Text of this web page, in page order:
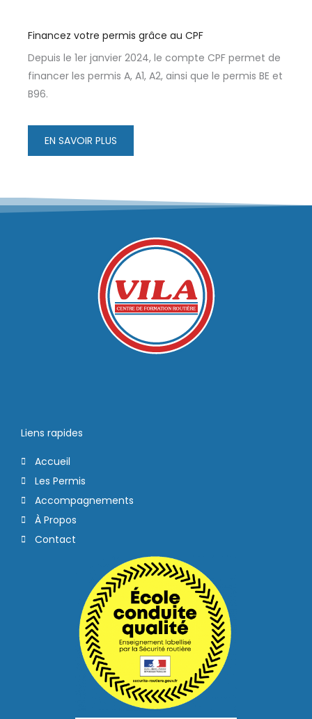
Financez votre permis grâce au CPF
Depuis le 1er janvier 2024, le compte CPF permet de
financer les permis A, A1, A2, ainsi que le permis BE et
B96.
EN SAVOIR PLUS
Liens rapides
Accueil
Les Permis
Accompagnements
À Propos
Contact